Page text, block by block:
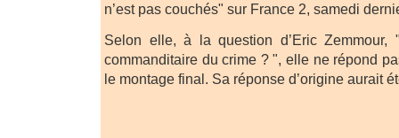
n’est pas couchés" sur France 2, samedi
Selon elle, à la question d’Eric
commanditaire du crime ? ", elle ne répond
le montage final. Sa réponse d’origine aurait